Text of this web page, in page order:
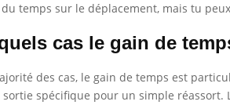
temps sur le déplacement, mais tu
cas le gain de
des cas, le gain de temps est
spécifique pour un simple